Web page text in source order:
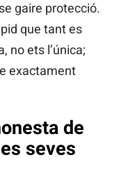
gaire protecció.
que tant es
no ets l’única;
exactament
de
seves